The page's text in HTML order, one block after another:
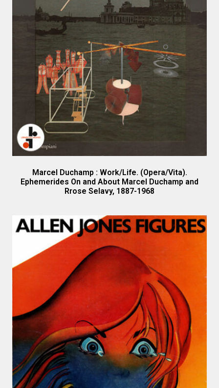
Marcel Duchamp : Work/Life. (Opera/Vita).
Ephemerides On and About Marcel Duchamp and
Rrose Selavy, 1887-1968